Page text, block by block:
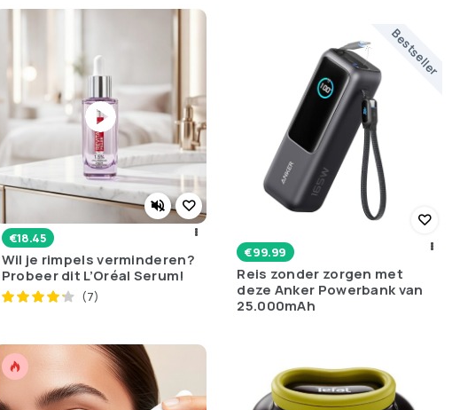
€18.45
Wil je rimpels verminderen?
Probeer dit L’Oréal Serum!
(7)
Bestseller
€99.99
Reis zonder zorgen met
deze Anker Powerbank van
25.000mAh